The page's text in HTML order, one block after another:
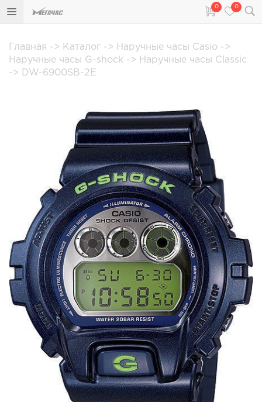
0 0
Главная -> Каталог -> Наручные часы Casio ->
Наручные часы G-shock -> Наручные часы Classic
-> DW-6900SB-2E